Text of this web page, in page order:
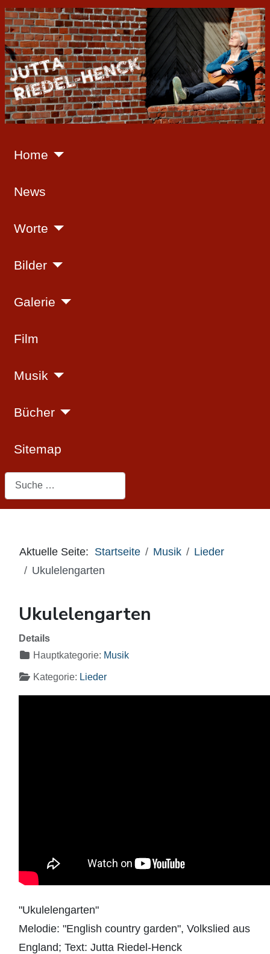
Home
News
Worte
Bilder
Galerie
Film
Musik
Bücher
Sitemap
Suchen
Aktuelle Seite: Startseite Musik
Lieder
Ukulelengarten
Ukulelengarten
Details
Hauptkategorie: Musik
Kategorie: Lieder
"Ukulelengarten"
Melodie: "English country garden", Volkslied aus
England; Text: Jutta Riedel-Henck